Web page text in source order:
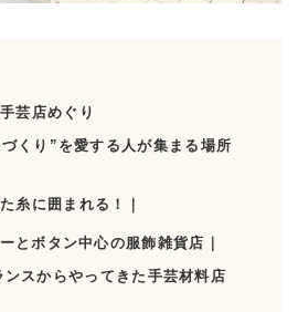
芸店めぐり
くり”を愛する人が集まる場所
糸に囲まれる！｜
とボタン中心の服飾雑貨店｜
スからやってきた手芸材料店